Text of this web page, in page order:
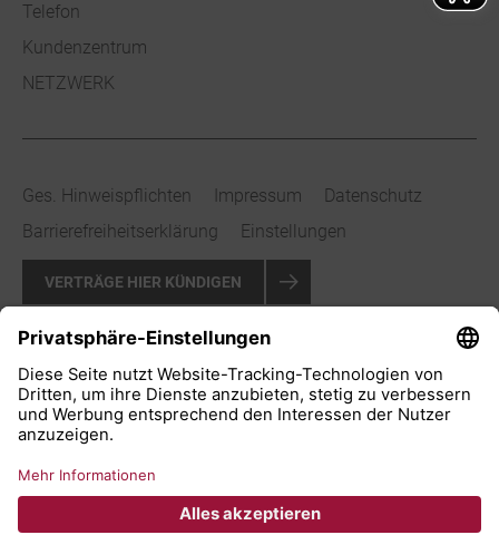
Telefon
Kundenzentrum
NETZWERK
Ges. Hinweispflichten Impressum
Datenschutz
Barrierefreiheitserklärung
Einstellungen
VERTRÄGE HIER KÜNDIGEN
VERTRAG WIDERRUFEN